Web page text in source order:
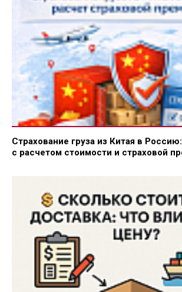
Страхование груза из Китая в
с расчетом стоимости и страховой